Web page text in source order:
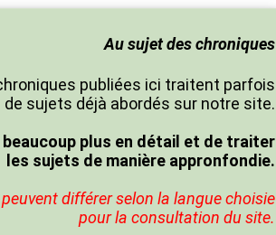
Au sujet des chroniques
publiées ici traitent parfois
de sujets déjà abordés sur notre site.
plus en détail et de traiter
les sujets de manière appronfondie.
différer selon la langue choisie
pour la consultation du site.